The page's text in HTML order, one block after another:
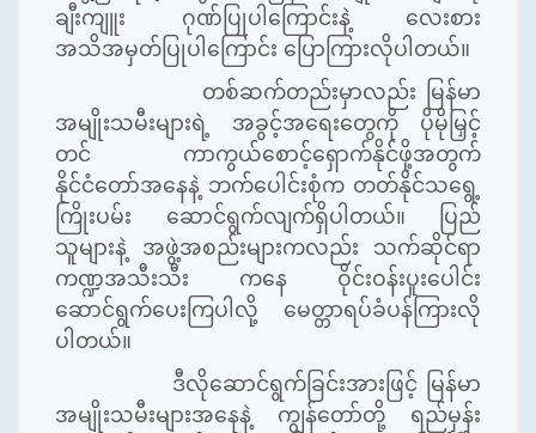
ချီးကျူး ဂုဏ်ပြုပါကြောင်းနဲ့ လေးစား
အသိအမှတ်ပြုပါကြောင်း ပြောကြားလိုပါတယ်။
တစ်ဆက်တည်းမှာလည်း မြန်မာ
အမျိုးသမီးများရဲ့ အခွင့်အရေးတွေကို ပိုမိုမြှင့်
တင် ကာကွယ်စောင့်ရှောက်နိုင်ဖို့အတွက်
နိုင်ငံတော်အနေနဲ့ ဘက်ပေါင်းစုံက တတ်နိုင်သရွေ့
ကြိုးပမ်း ဆောင်ရွက်လျက်ရှိပါတယ်။ ပြည်
သူများနဲ့ အဖွဲ့အစည်းများကလည်း သက်ဆိုင်ရာ
ကဏ္ဍအသီးသီး ကနေ ဝိုင်းဝန်းပူးပေါင်း
‌ဆောင်ရွက်ပေးကြပါလို့ မေတ္တာရပ်ခံပန်ကြားလို
ပါတယ်။
ဒီလိုဆောင်ရွက်ခြင်းအားဖြင့် မြန်မာ
အမျိုးသမီးများအနေနဲ့ ကျွန်တော်တို့ ရည်မှန်း